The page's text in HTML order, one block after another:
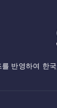
반영하여 한